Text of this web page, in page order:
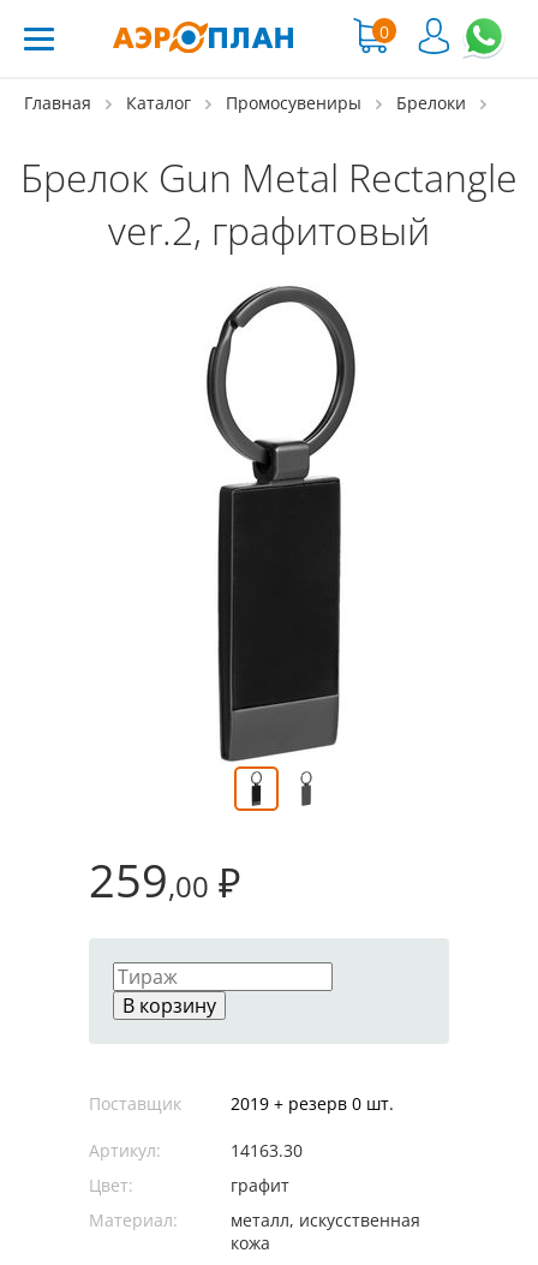
0
Главная Каталог Промосувениры Брелоки
Брелок Gun Metal Rectangle
ver.2, графитовый
259,00 ₽
В корзину
Поставщик 2019 + резерв 0 шт.
Артикул:
14163.30
Цвет:
графит
Материал:
металл, искусственная
кожа